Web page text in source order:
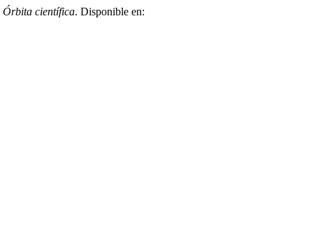
Órbita científica. Disponible en: